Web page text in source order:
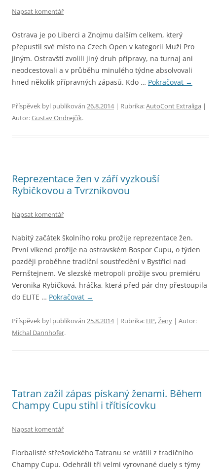
Napsat komentář
Ostrava je po Liberci a Znojmu dalším celkem, který
přepustil své místo na Czech Open v kategorii Muži Pro
jiným. Ostravští zvolili jiný druh přípravy, na turnaj ani
neodcestovali a v průběhu minulého týdne absolvovali
hned několik přípravných zápasů. Kdo … Pokračovat →
Příspěvek byl publikován 26.8.2014| Rubrika:AutoCont Extraliga |
Autor:Gustav Ondrejčík.
Reprezentace žen v září vyzkouší
Rybičkovou a Tvrzníkovou
Napsat komentář
Nabitý začátek školního roku prožije reprezentace žen.
První víkend prožije na ostravském Bospor Cupu, o týden
později proběhne tradiční soustředění v Bystřici nad
Pernštejnem. Ve slezské metropoli prožije svou premiéru
Veronika Rybičková, hráčka, která před pár dny přestoupila
do ELITE … Pokračovat →
Příspěvek byl publikován 25.8.2014| Rubrika: HP,Ženy | Autor:
Michal Dannhofer.
Tatran zažil zápas pískaný ženami. Během
Champy Cupu stihl i třítisícovku
Napsat komentář
Florbalisté střešovického Tatranu se vrátili z tradičního
Champy Cupu. Odehráli tři velmi vyrovnané duely s týmy